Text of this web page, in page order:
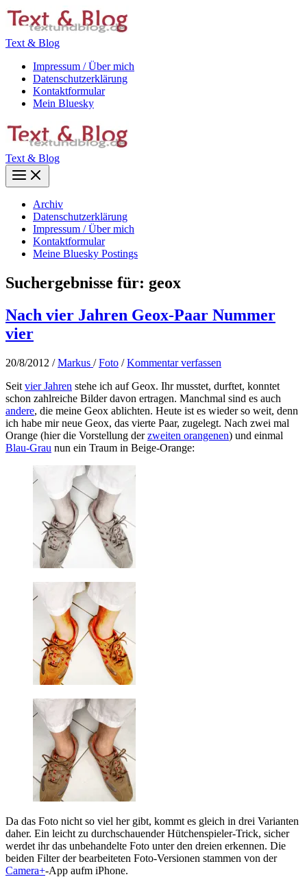
Zum
Inhalt
Text & Blog
Impressum / Über mich
Datenschutzerklärung
Kontaktformular
Mein Bluesky
Text & Blog
Main
Menu
Archiv
Datenschutzerklärung
Impressum / Über mich
Kontaktformular
Meine Bluesky Postings
Suchergebnisse für: geox
Nach vier Jahren Geox-Paar Nummer
vier
20/8/2012 /Markus /Foto /Kommentar verfassen
Seit vier Jahren stehe ich auf Geox. Ihr musstet, durftet, konntet
schon zahlreiche Bilder davon ertragen. Manchmal sind es auch
andere, die meine Geox ablichten. Heute ist es wieder so weit, denn
ich habe mir neue Geox, das vierte Paar, zugelegt. Nach zwei mal
Orange (hier die Vorstellung derzweiten orangenen) und einmal
Blau-Grau nun ein Traum in Beige-Orange:
Da das Foto nicht so viel her gibt, kommt es gleich in drei Varianten
daher. Ein leicht zu durchschauender Hütchenspieler-Trick, sicher
werdet ihr das unbehandelte Foto unter den dreien erkennen. Die
beiden Filter der bearbeiteten Foto-Versionen stammen von der
Camera+-App aufm iPhone.